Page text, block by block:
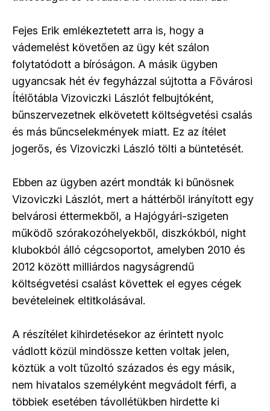
Fejes Erik emlékeztetett arra is, hogy a
vádemelést követően az ügy két szálon
folytatódott a bíróságon. A másik ügyben
ugyancsak hét év fegyházzal sújtotta a Fővárosi
Ítélőtábla Vizoviczki Lászlót felbujtóként,
bűnszervezetnek elkövetett költségvetési csalás
és más bűncselekmények miatt. Ez az ítélet
jogerős, és Vizoviczki László tölti a büntetését.
Ebben az ügyben azért mondták ki bűnösnek
Vizoviczki Lászlót, mert a háttérből irányított egy
belvárosi éttermekből, a Hajógyári-szigeten
működő szórakozóhelyekből, diszkókból, night
klubokból álló cégcsoportot, amelyben 2010 és
2012 között milliárdos nagyságrendű
költségvetési csalást követtek el egyes cégek
bevételeinek eltitkolásával.
A részítélet kihirdetésekor az érintett nyolc
vádlott közül mindössze ketten voltak jelen,
köztük a volt tűzoltó százados és egy másik,
nem hivatalos személyként megvádolt férfi, a
többiek esetében távollétükben hirdette ki